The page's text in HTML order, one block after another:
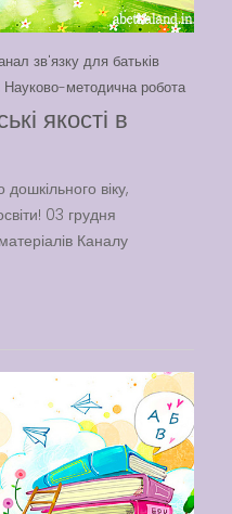
зв'язку для батьків
Науково-методична робота
якості в
віку,
03 грудня
Каналу